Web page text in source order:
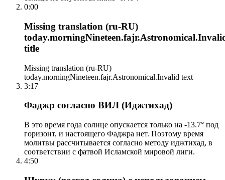
0:00
Missing translation (ru-RU)
title
Missing translation (ru-RU)
today.morningNineteen.fajr.Astronomical.Invalid text
3:17
Фаджр согласно ВИЛ (Иджтихад)
В это время года солнце опускается только на -13.7° под
горизонт, и настоящего Фаджра нет. Поэтому время
молитвы рассчитывается согласно методу иджтихад, в
соответствии с фатвой Исламской мировой лиги.
4:50